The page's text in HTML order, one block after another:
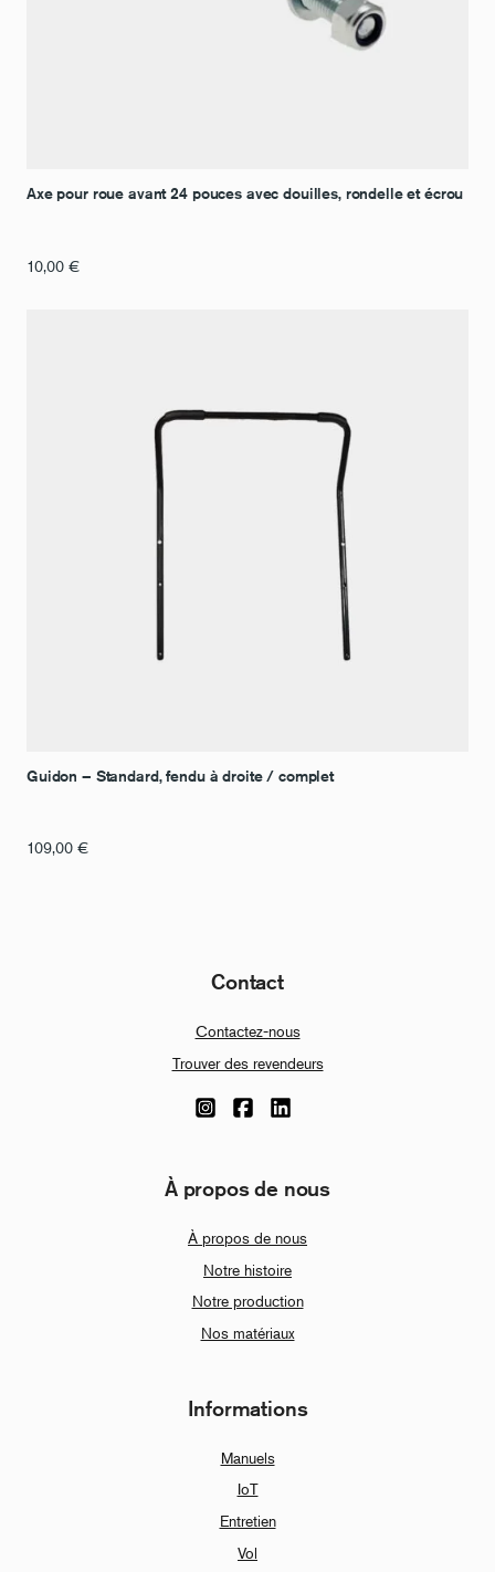
Axe pour roue avant 24 pouces avec douilles, rondelle et écrou
10,00 €
Guidon – Standard, fendu à droite / complet
109,00 €
Contact
Contactez-nous
Trouver des revendeurs
À propos de nous
À propos de nous
Notre histoire
Notre production
Nos matériaux
Informations
Manuels
IoT
Entretien
Vol